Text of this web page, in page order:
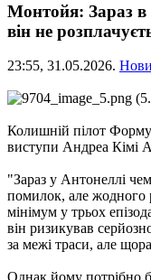
Монтойя: Зараз в
він не
23:55, 31.05.2026.
Колишній пілот
виступи Андреа Кімі
"Зараз у Антонеллі
помилок, але жодного
мінімум у трьох
він ризикував
за межі траси, але